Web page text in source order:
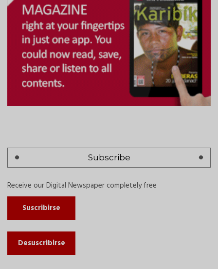
Subscribe
Receive our Digital Newspaper completely free
Suscribirse
Desuscribirse